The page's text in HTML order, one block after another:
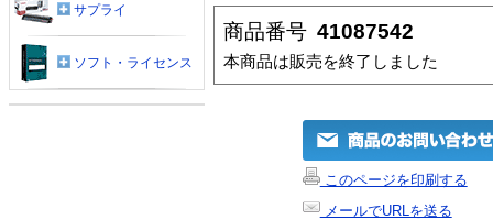
商品番号 41087542
本商品は販売を終了しました
このページを印刷する
メールでURLを送る
サプライ
ソフト・ライセンス